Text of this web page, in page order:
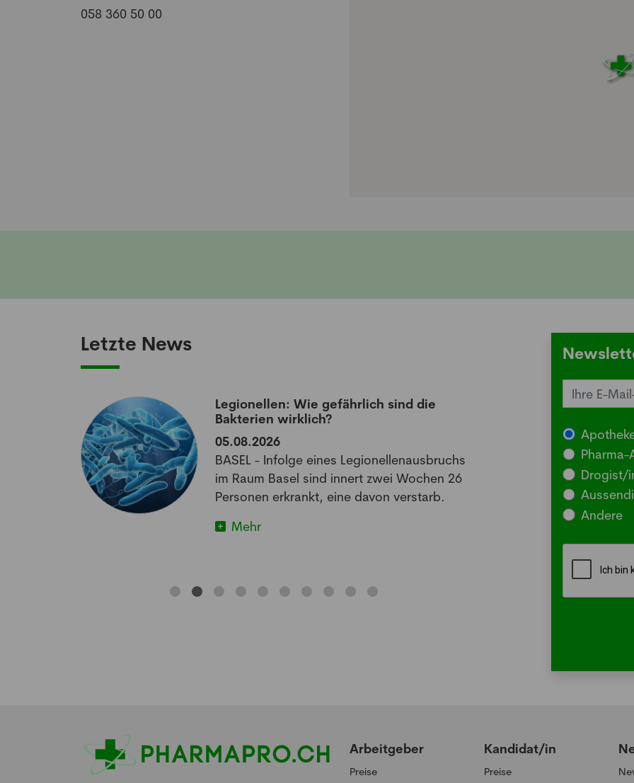
058 360 50 00
Letzte News
Legionellen: Wie gefährlich sind die
Bakterien wirklich?
05.08.2026
BASEL - Infolge eines Legionellenausbruchs
im Raum Basel sind innert zwei Wochen 26
Personen erkrankt, eine davon verstarb.
Mehr
oder
Drogist/
Andere
Arbeitgeber
Preise
Kandidat/in
Preise